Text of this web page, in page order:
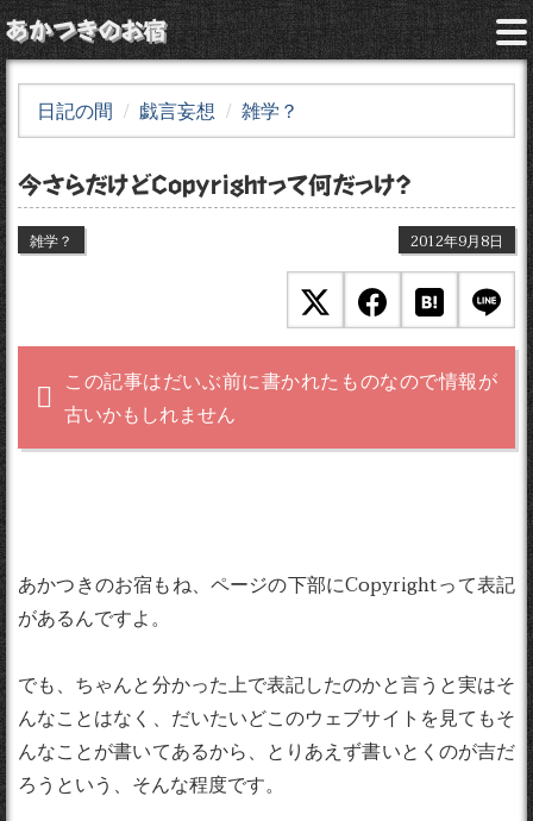
あかつきのお宿
日記の間 戯言妄想 雑学？
今さらだけどCopyrightって何だっけ？
雑学？ 2012年9月8日
この記事はだいぶ前に書かれたものなので情報が
古いかもしれません
あかつきのお宿もね、ページの下部にCopyrightって表記
があるんですよ。
でも、ちゃんと分かった上で表記したのかと言うと実はそ
んなことはなく、だいたいどこのウェブサイトを見てもそ
んなことが書いてあるから、とりあえず書いとくのが吉だ
ろうという、そんな程度です。